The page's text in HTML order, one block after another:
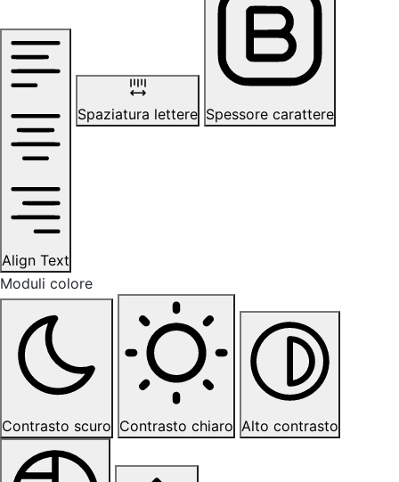
Align Text
Spaziatura lettere Spessore carattere
Moduli colore
Contrasto scuro Contrasto chiaro Alto contrasto